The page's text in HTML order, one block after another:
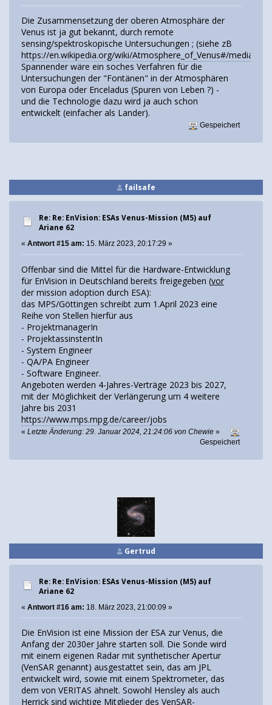
Die Zusammensetzung der oberen Atmosphäre der
Venus ist ja gut bekannt, durch remote
sensing/spektroskopische Untersuchungen ; (siehe zB
https://en.wikipedia.org/wiki/Atmosphere_of_Venus#/media/
Spannender wäre ein soches Verfahren für die
Untersuchungen der "Fontänen" in der Atmosphären
von Europa oder Enceladus (Spuren von Leben ?) -
und die Technologie dazu wird ja auch schon
entwickelt (einfacher als Lander).
Gespeichert
failsafe
Re: Re: EnVision: ESAs Venus-Mission (M5) auf
Ariane 62
« Antwort #15 am: 15. März 2023, 20:17:29 »
Offenbar sind die Mittel für die Hardware-Entwicklung
für EnVision in Deutschland bereits freigegeben (vor
der mission adoption durch ESA):
das MPS/Göttingen schreibt zum 1.April 2023 eine
Reihe von Stellen hierfür aus
- ProjektmanagerIn
- ProjektassinstentIn
- System Engineer
- QA/PA Engineer
- Software Engineer.
Angeboten werden 4-Jahres-Verträge 2023 bis 2027,
mit der Möglichkeit der Verlängerung um 4 weitere
Jahre bis 2031
https://www.mps.mpg.de/career/jobs
« Letzte Änderung: 29. Januar 2024, 21:24:06 von Chewie »
Gespeichert
Gertrud
Re: Re: EnVision: ESAs Venus-Mission (M5) auf
Ariane 62
« Antwort #16 am: 18. März 2023, 21:00:09 »
Die EnVision ist eine Mission der ESA zur Venus, die
Anfang der 2030er Jahre starten soll. Die Sonde wird
mit einem eigenen Radar mit synthetischer Apertur
(VenSAR genannt) ausgestattet sein, das am JPL
entwickelt wird, sowie mit einem Spektrometer, das
dem von VERITAS ähnelt. Sowohl Hensley als auch
Herrick sind wichtige Mitglieder des VenSAR-